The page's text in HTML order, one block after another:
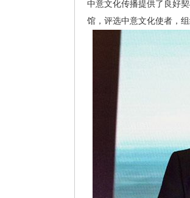
中意文化传播提供了良好
馆，评选中意文化使者，